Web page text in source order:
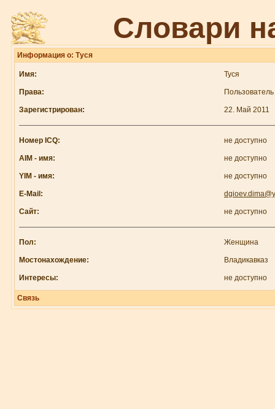
Словари
Информация о: Туся
Имя: Туся
Права: Пользователь
Зарегистрирован: 22. Май 2011
Номер ICQ: не доступно
AIM - имя: не доступно
YIM - имя: не доступно
E-Mail:
Сайт: не доступно
Пол: Женщина
Мостонахождение: Владикавказ
Интересы: не доступно
Связь